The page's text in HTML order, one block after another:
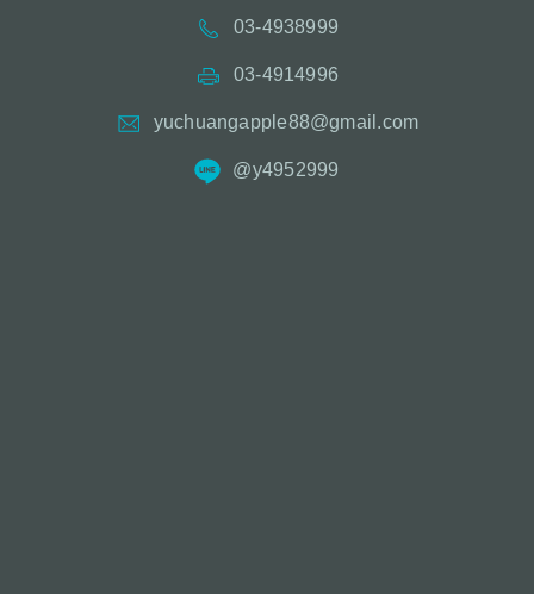
03-4938999
03-4914996
yuchuangapple88@gmail.com
@y4952999